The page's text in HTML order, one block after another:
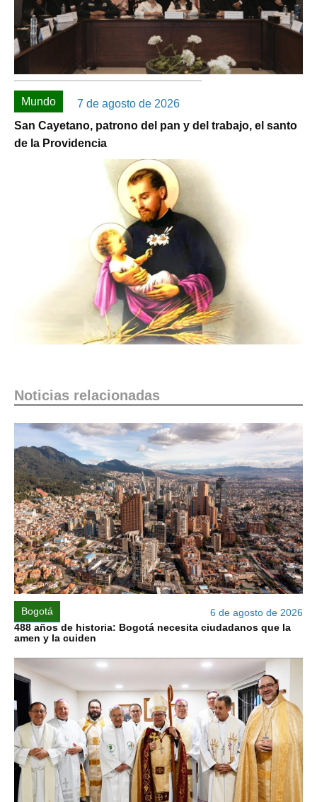
Mundo
7 de agosto de 2026
San Cayetano, patrono del pan y del trabajo, el santo
de la Providencia
Noticias relacionadas
Bogotá
6 de agosto de 2026
488 años de historia: Bogotá necesita ciudadanos que la
amen y la cuiden